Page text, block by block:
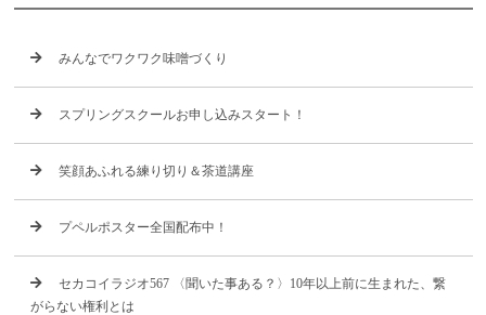
みんなでワクワク味噌づくり
スプリングスクールお申し込みスタート！
笑顔あふれる練り切り＆茶道講座
プペルポスター全国配布中！
セカコイラジオ567 〈聞いた事ある？〉10年以上前に生まれた、繋
がらない権利とは